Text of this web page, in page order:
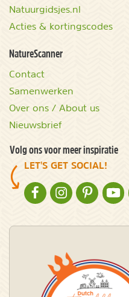
Natuurgidsjes.nl
Acties & kortingscodes
NatureScanner
Contact
Samenwerken
Over ons / About us
Nieuwsbrief
Volg ons voor meer inspiratie
LET'S GET SOCIAL!
NATURESCANNER OP
NATURESCANNER